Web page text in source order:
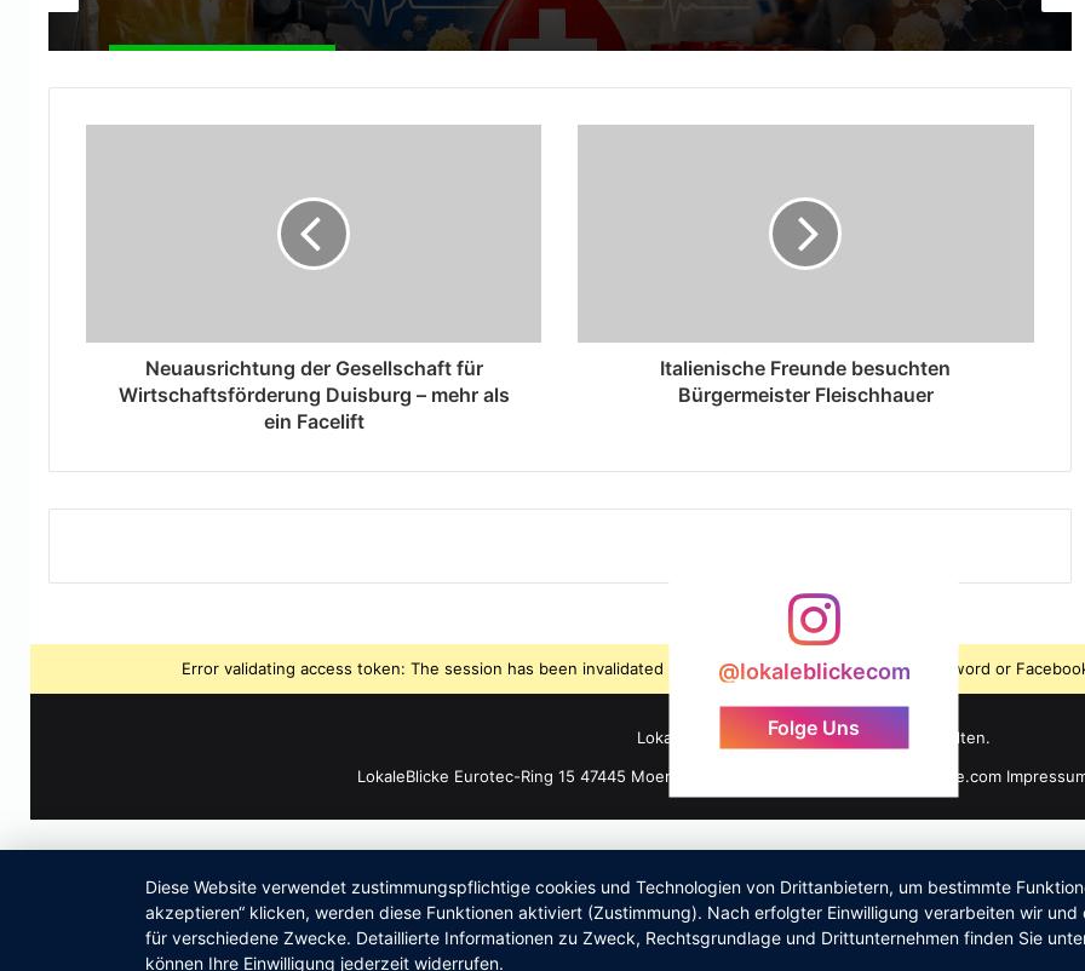
Neuausrichtung der Gesellschaft für
Wirtschaftsförderung Duisburg – mehr als
ein Facelift
Italienische Freunde besuchten
Bürgermeister Fleischhauer
@lokaleblickecom
Folge Uns
Error validating access token: The session has been invalidated because the user changed their password or
LokaleBlicke ©2026 - Alle Rechte vorbehalten.
LokaleBlicke Eurotec-Ring 15 47445 Moers +49 176 61 101 464 info@lokaleblicke.com
Diese Website verwendet zustimmungspflichtige cookies und Technologien von Drittanbietern, um bestimmte
akzeptieren“ klicken, werden diese Funktionen aktiviert (Zustimmung). Nach erfolgter Einwilligung verarbeiten wir
für verschiedene Zwecke. Detaillierte Informationen zu Zweck, Rechtsgrundlage und Drittunternehmen finden Sie
können Ihre Einwilligung jederzeit widerrufen.